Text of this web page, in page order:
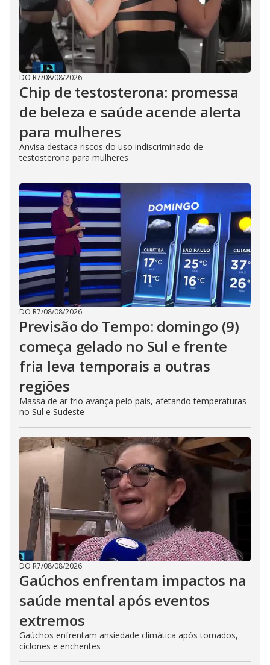
DO R7/08/08/2026
Chip de testosterona: promessa
de beleza e saúde acende alerta
para mulheres
Anvisa destaca riscos do uso indiscriminado de
testosterona para mulheres
DO R7/08/08/2026
Previsão do Tempo: domingo (9)
começa gelado no Sul e frente
fria leva temporais a outras
regiões
Massa de ar frio avança pelo país, afetando temperaturas
no Sul e Sudeste
DO R7/08/08/2026
Gaúchos enfrentam impactos na
saúde mental após eventos
extremos
Gaúchos enfrentam ansiedade climática após tornados,
ciclones e enchentes